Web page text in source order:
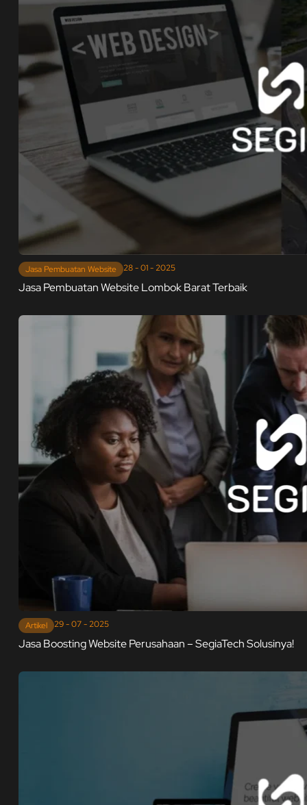
Jasa Pembuatan Website 28 - 01 - 2025
Jasa Pembuatan Website Lombok Barat Terbaik
Artikel 29 - 07 - 2025
Jasa Boosting Website Perusahaan – SegiaTech Solusinya!